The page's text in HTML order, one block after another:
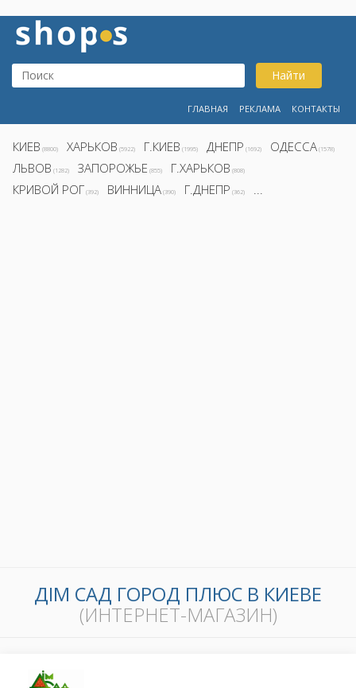
Найти
ГЛАВНАЯ РЕКЛАМА КОНТАКТЫ
КИЕВ (8800) ХАРЬКОВ (5922) Г.КИЕВ (1995) ДНЕПР (1692) ОДЕССА (1578)
ЛЬВОВ (1282) ЗАПОРОЖЬЕ (855) Г.ХАРЬКОВ (808)
КРИВОЙ РОГ (392) ВИННИЦА (390) Г.ДНЕПР (362) ...
ДІМ САД ГОРОД ПЛЮС В КИЕВЕ
(ИНТЕРНЕТ-МАГАЗИН)